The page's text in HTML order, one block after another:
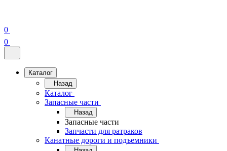
0
0
Каталог
Назад
Каталог
Запасные части
Назад
Запасные части
Запчасти для ратраков
Канатные дороги и подъемники